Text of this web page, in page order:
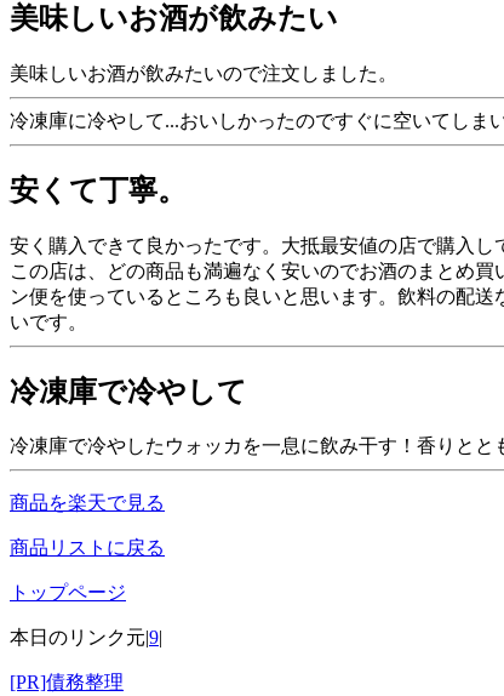
美味しいお酒が飲みたい
美味しいお酒が飲みたいので注文しました。
冷凍庫に冷やして...おいしかったのですぐに空いてしま
安くて丁寧。
安く購入できて良かったです。大抵最安値の店で購入
この店は、どの商品も満遍なく安いのでお酒のまとめ
ン便を使っているところも良いと思います。飲料の配
いです。
冷凍庫で冷やして
冷凍庫で冷やしたウォッカを一息に飲み干す！香りと
商品を楽天で見る
商品リストに戻る
トップページ
本日のリンク元|9|
[PR]債務整理